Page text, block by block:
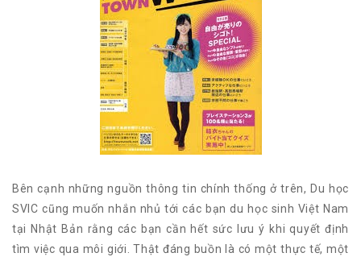
Bên cạnh những nguồn thông tin chính thống ở trên, Du học
SVIC cũng muốn nhắn nhủ tới các bạn du học sinh Việt Nam
tại Nhật Bản rằng các bạn cần hết sức lưu ý khi quyết định
tìm việc qua môi giới. Thật đáng buồn là có một thực tế, một